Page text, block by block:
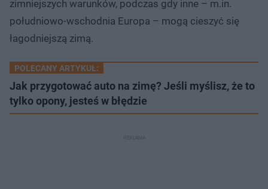
zimniejszych warunków, podczas gdy inne – m.in.
południowo-wschodnia Europa – mogą cieszyć się
łagodniejszą zimą.
POLECANY ARTYKUŁ:
Jak przygotować auto na zimę? Jeśli myślisz, że to
tylko opony, jesteś w błędzie